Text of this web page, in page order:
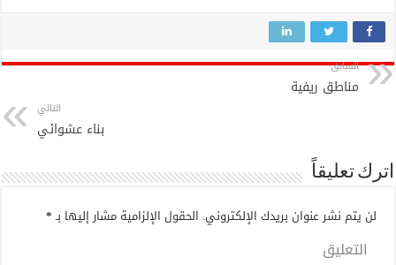
السابق
مناطق ريفية
التالي
بناء عشوائي
اترك تعليقاً
لن يتم نشر عنوان بريدك الإلكتروني. الحقول الإلزامية مشار إليها بـ*
التعليق